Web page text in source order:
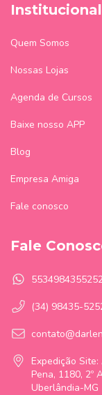
Institucional
Quem Somos
Nossas Lojas
Agenda de Cursos
Baixe nosso APP
Blog
Empresa Amiga
Fale conosco
Fale
(34) 98435-
Expedição Site:
Pena, 1180, 2º
Uberlândia-MG